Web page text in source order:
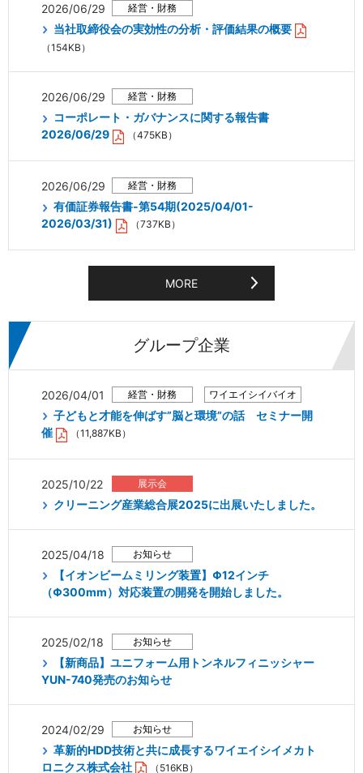
2026/06/29
当社取締役会の実効性の分析・評価結果の概要
（154KB）
2026/06/29
コーポレート・ガバナンスに関する報告書
2026/06/29
（475KB）
2026/06/29
有価証券報告書-第54期(2025/04/01-
2026/03/31)
（737KB）
MORE
グループ企業
2026/04/01
子どもと才能を伸ばす”脳と環境”の話 セミナー開
催
（11,887KB）
2025/10/22
クリーニング産業総合展2025に出展いたしました。
2025/04/18
【イオンビームミリング装置】Φ12インチ
（Φ300mm）対応装置の開発を開始しました。
2025/02/18
【新商品】ユニフォーム用トンネルフィニッシャー
YUN-740発売のお知らせ
2024/02/29
革新的HDD技術と共に成長するワイエイシイメカト
ロニクス株式会社
（516KB）